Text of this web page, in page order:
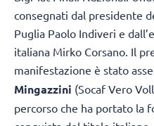
consegnati dal presidente
Puglia Paolo Indiveri e
italiana Mirko Corsano. Il
manifestazione è stato
Mingazzini (Socaf Vero
percorso che ha portato la